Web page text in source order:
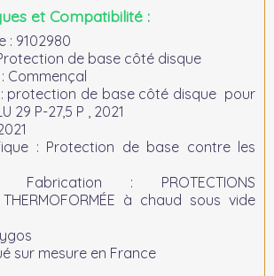
et Compatibilité :
: 9102980
de base côté disque
Commençal
protection de base côté disque pour
29 P-27,5 P , 2021
: Protection de base contre les
Fabrication : PROTECTIONS
THERMOFORMÉE à chaud sous vide
sur mesure en France